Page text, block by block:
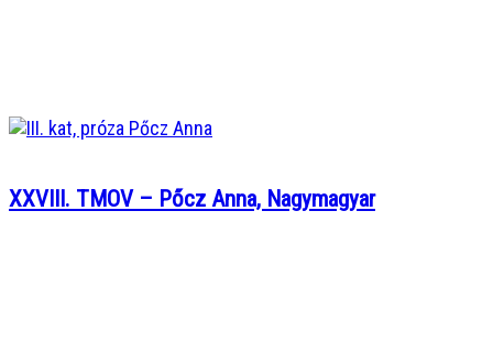
XXVIII. TMOV – Pőcz Anna, Nagymagyar